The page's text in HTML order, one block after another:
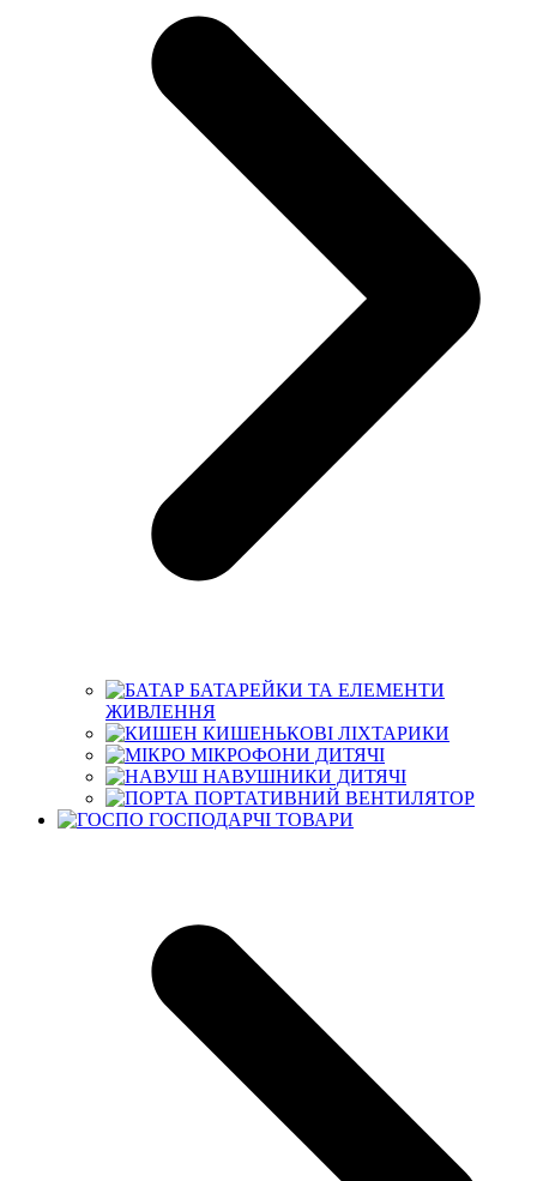
БАТАРЕЙКИ ТА ЕЛЕМЕНТИ
ЖИВЛЕННЯ
КИШЕНЬКОВІ ЛІХТАРИКИ
МІКРОФОНИ ДИТЯЧІ
НАВУШНИКИ ДИТЯЧІ
ПОРТАТИВНИЙ ВЕНТИЛЯТОР
ГОСПОДАРЧІ ТОВАРИ